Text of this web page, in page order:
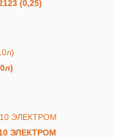
(0,25)
ЭЛЕКТРОМ